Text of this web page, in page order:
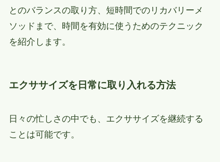
とのバランスの取り方、短時間でのリカバリーメ
ソッドまで、時間を有効に使うためのテクニック
を紹介します。
エクササイズを日常に取り入れる方法
日々の忙しさの中でも、エクササイズを継続する
ことは可能です。